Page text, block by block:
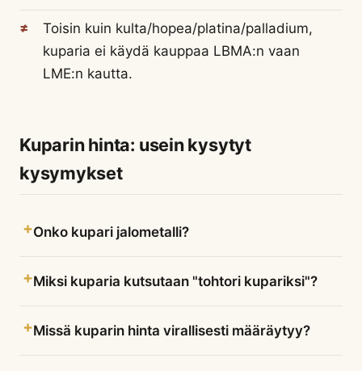
Toisin kuin kulta/hopea/platina/palladium,
kuparia ei käydä kauppaa LBMA:n vaan
LME:n kautta.
Kuparin hinta: usein kysytyt
kysymykset
Onko kupari jalometalli?
Miksi kuparia kutsutaan "tohtori kupariksi"?
Missä kuparin hinta virallisesti määräytyy?